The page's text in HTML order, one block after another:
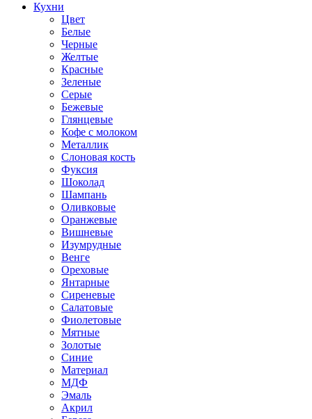
Кухни
Цвет
Белые
Черные
Желтые
Красные
Зеленые
Серые
Бежевые
Глянцевые
Кофе с молоком
Металлик
Слоновая кость
Фуксия
Шоколад
Шампань
Оливковые
Оранжевые
Вишневые
Изумрудные
Венге
Ореховые
Янтарные
Сиреневые
Салатовые
Фиолетовые
Мятные
Золотые
Синие
Материал
МДФ
Эмаль
Акрил